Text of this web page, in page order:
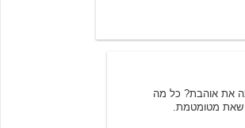
את אוהבת? כל מה
שאת מטומטמת.